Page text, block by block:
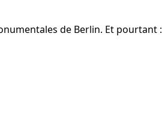
de Berlin. Et pourtant :